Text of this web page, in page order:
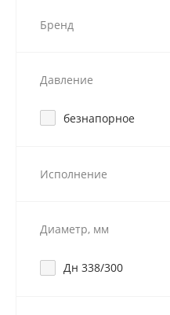
Бренд
Давление
безнапорное
Исполнение
Диаметр, мм
Дн 338/300